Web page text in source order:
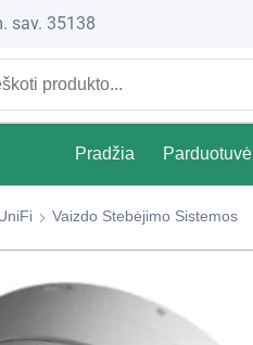
sav. 35138
Pradžia Parduotuvė
Vaizdo Stebėjimo Sistemos